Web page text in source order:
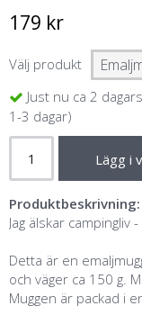
179 kr
Välj produkt
Just nu ca 2
1-3 dagar)
Lägg i
Produktbeskrivning:
Jag älskar campingliv
Detta är en
och väger ca 150 g.
Muggen är packad i